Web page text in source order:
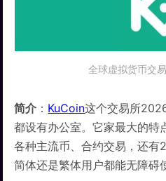
全球虚拟货币交
简介 ： KuCoin这个交易所
都设有办公室。它家最大的特
各种主流币、合约交易，还有
简体还是繁体用户都能无障碍